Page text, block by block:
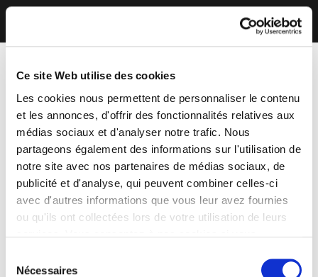
Ce site Web utilise des cookies
Les cookies nous permettent de personnaliser le contenu
et les annonces, d'offrir des fonctionnalités relatives aux
médias sociaux et d'analyser notre trafic. Nous
partageons également des informations sur l'utilisation de
notre site avec nos partenaires de médias sociaux, de
publicité et d'analyse, qui peuvent combiner celles-ci
avec d'autres informations que vous leur avez fournies
ou qu'ils ont collectées lors de votre utilisation de leurs
Nécessaires